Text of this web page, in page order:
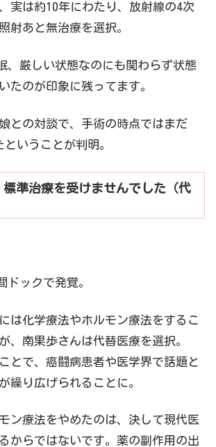
実は約10年にわたり、放射線の4次
射あと無治療を選択。
、厳しい状態なのにも関わらず状態
たのが印象に残ってます。
との対談で、手術の時点ではまだ
いうことが判明。
標準治療を受けませんでした（代
ックで発覚。
は化学療法やホルモン療法をするこ
、南果歩さんは代替医療を選択。
とで、癌闘病患者や医学界で話題と
繰り広げられることに。
ン療法をやめたのは、決して現代医
からではないです。薬の副作用の出